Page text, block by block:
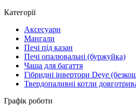
Категорії
Аксесуари
Мангали
Печі під казан
Печі опалювальні (буржуйка)
Чаша для багаття
Гібридні інвертори Deye
Твердопаливні котли
Графік роботи